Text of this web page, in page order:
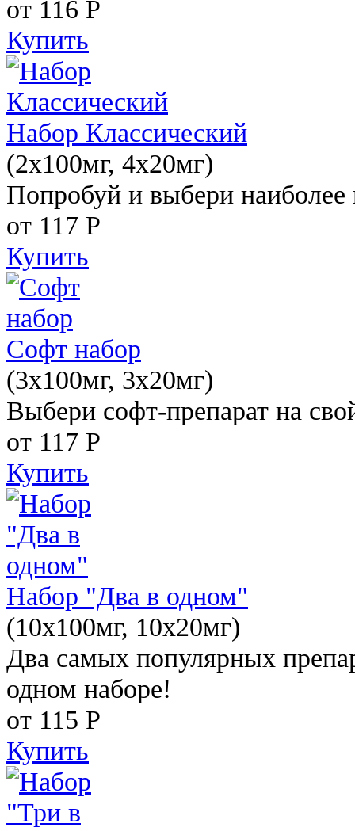
от 116 Р
Купить
Набор Классический
(2x100мг, 4x20мг)
Попробуй и выбери наиболее
от 117 Р
Купить
Софт набор
(3x100мг, 3x20мг)
Выбери софт-препарат на
от 117 Р
Купить
Набор "Два в одном"
(10x100мг, 10x20мг)
Два самых популярных
одном наборе!
от 115 Р
Купить